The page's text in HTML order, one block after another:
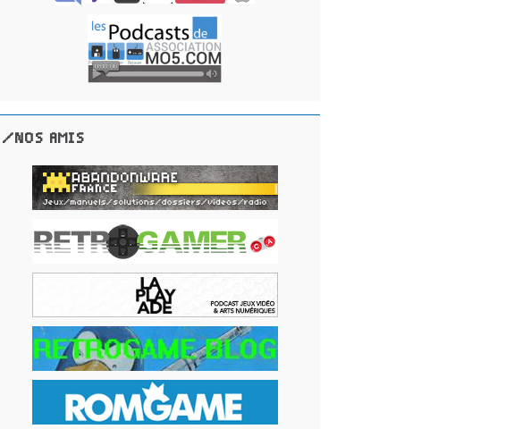
/NOS AMIS